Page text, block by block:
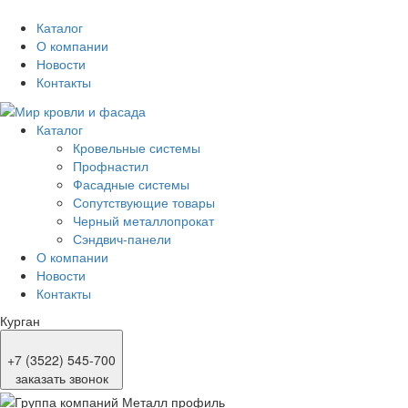
Каталог
О компании
Новости
Контакты
Каталог
Кровельные системы
Профнастил
Фасадные системы
Сопутствующие товары
Черный металлопрокат
Сэндвич-панели
О компании
Новости
Контакты
Курган
+7 (3522) 545-700
заказать звонок